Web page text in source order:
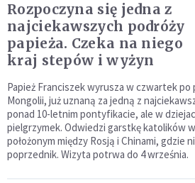
Rozpoczyna się jedna z
najciekawszych podróży
papieża. Czeka na niego
kraj stepów i wyżyn
Papież Franciszek wyrusza w czwartek po
Mongolii, już uznaną za jedną z
ponad 10-letnim pontyfikacie, ale w
pielgrzymek. Odwiedzi garstkę katolików
położonym między Rosją i Chinami, gdzie
poprzednik. Wizyta potrwa do 4 września.